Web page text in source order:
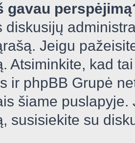
gavau
diskusijų
Jeigu
Atsiminkite, kad
ir phpBB Grupė
šiame
susisiekite su